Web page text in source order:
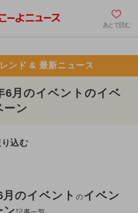
あとで読む
ンド & 最新ニュース
6月のイベントのイベ
ーン
込む
月のイベントのイベン